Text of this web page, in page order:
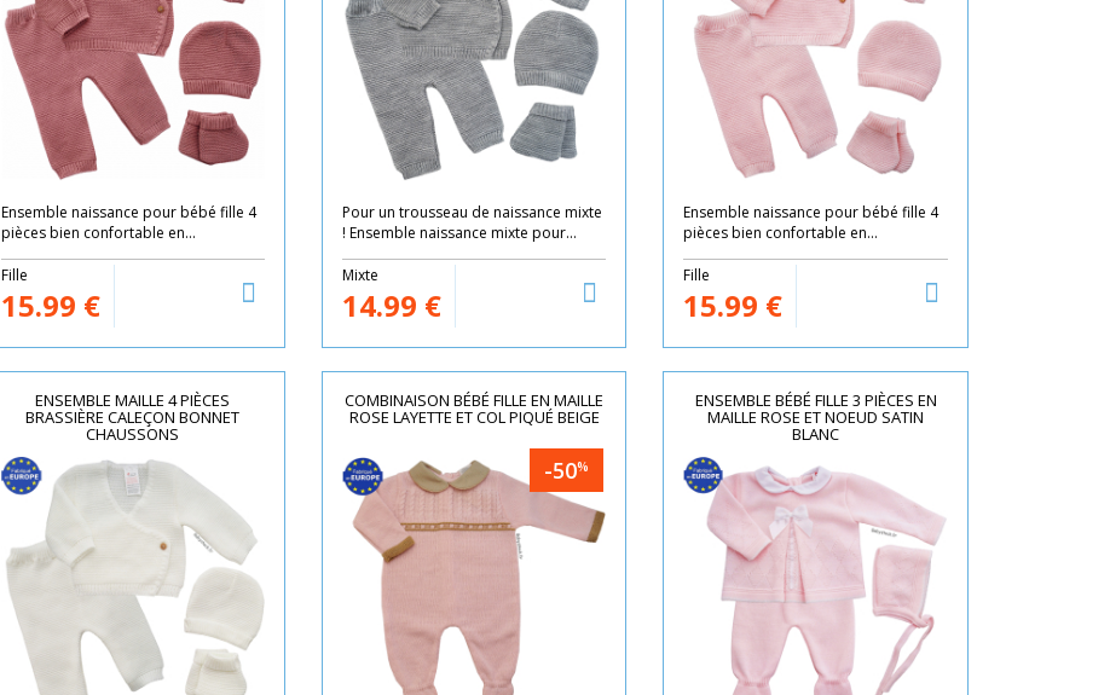
Ensemble naissance pour bébé fille 4
pièces bien confortable en...
Fille
15.99 €
Pour un trousseau de naissance mixte
! Ensemble naissance mixte pour...
Mixte
14.99 €
Ensemble naissance pour bébé fille 4
pièces bien confortable en...
Fille
15.99 €
ENSEMBLE MAILLE 4 PIÈCES
BRASSIÈRE CALEÇON BONNET
CHAUSSONS
COMBINAISON BÉBÉ FILLE EN MAILLE
ROSE LAYETTE ET COL PIQUÉ BEIGE
-50%
ENSEMBLE BÉBÉ FILLE 3 PIÈCES EN
MAILLE ROSE ET NOEUD SATIN
BLANC